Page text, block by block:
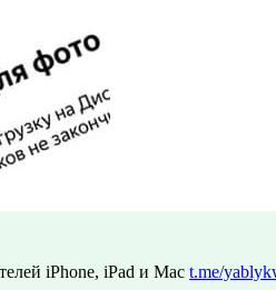
iPhone, iPad и Mac t.me/